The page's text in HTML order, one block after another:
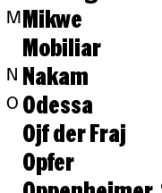
M Mikwe
Mobiliar
N Nakam
O Odessa
Ojf der Fraj
Opfer